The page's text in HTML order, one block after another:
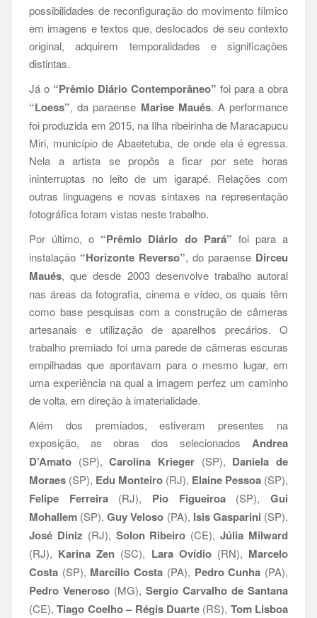
possibilidades de reconfiguração do movimento fílmico
em imagens e textos que, deslocados de seu contexto
original, adquirem temporalidades e significações
distintas.
Já o “Prêmio Diário Contemporâneo” foi para a obra
“Loess”, da paraense Marise Maués. A performance
foi produzida em 2015, na Ilha ribeirinha de Maracapucu
Miri, município de Abaetetuba, de onde ela é egressa.
Nela a artista se propôs a ficar por sete horas
ininterruptas no leito de um igarapé. Relações com
outras linguagens e novas sintaxes na representação
fotográfica foram vistas neste trabalho.
Por último, o “Prêmio Diário do Pará” foi para a
instalação “Horizonte Reverso”, do paraense Dirceu
Maués, que desde 2003 desenvolve trabalho autoral
nas áreas da fotografia, cinema e vídeo, os quais têm
como base pesquisas com a construção de câmeras
artesanais e utilização de aparelhos precários. O
trabalho premiado foi uma parede de câmeras escuras
empilhadas que apontavam para o mesmo lugar, em
uma experiência na qual a imagem perfez um caminho
de volta, em direção à imaterialidade.
Além dos premiados, estiveram presentes na
exposição, as obras dos selecionados Andrea
D’Amato (SP),Carolina Krieger (SP), Daniela de
Moraes (SP), Edu Monteiro (RJ), Elaine Pessoa (SP),
Felipe Ferreira(RJ), Pio Figueiroa(SP),Gui
Mohallem (SP),Guy Veloso (PA), Isis Gasparini (SP),
José Diniz (RJ), Solon Ribeiro (CE),Júlia Milward
(RJ), Karina Zen (SC), Lara Ovídio(RN), Marcelo
Costa (SP), Marcílio Costa (PA), Pedro Cunha (PA),
Pedro Veneroso (MG), Sergio Carvalho de Santana
(CE),Tiago Coelho – Régis Duarte(RS), Tom Lisboa